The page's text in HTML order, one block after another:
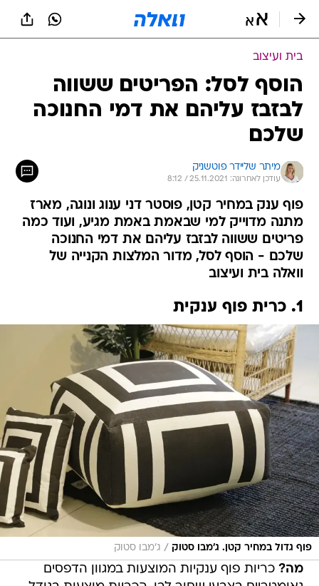
בית ועיצוב
הוסף לסל: הפריטים ששווה
לבזבז עליהם את דמי החנוכה
שלכם
מיתר שליידר פוטשניק
עודכן לאחרונה: 25.11.2021 / 8:12
פוף ענק במחיר קטן, פוסטר דני ענוג ונוגה, מארז
מתנה מדוייק למי שבאמת באמת מגיע, ועוד כמה
פריטים ששווה לבזבז עליהם את דמי החנוכה
שלכם - הוסף לסל, מדור המלצות הקנייה של
וואלה בית ועיצוב
1. כרית פוף ענקית
פוף גדול במחיר קטן. ג'מבו סטוק / ג'מבו סטוק
מה? כריות פוף ענקיות המוצעות במגוון הדפסים